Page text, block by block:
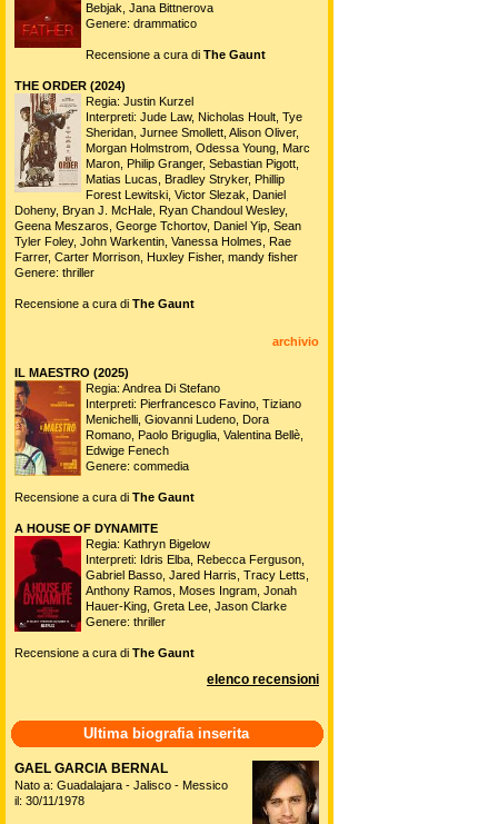
Bebjak, Jana Bittnerova
Genere: drammatico
Recensione a cura di The Gaunt
THE ORDER (2024)
Regia: Justin Kurzel
Interpreti: Jude Law, Nicholas Hoult, Tye
Sheridan, Jurnee Smollett, Alison Oliver,
Morgan Holmstrom, Odessa Young, Marc
Maron, Philip Granger, Sebastian Pigott,
Matias Lucas, Bradley Stryker, Phillip
Forest Lewitski, Victor Slezak, Daniel
Doheny, Bryan J. McHale, Ryan Chandoul Wesley,
Geena Meszaros, George Tchortov, Daniel Yip, Sean
Tyler Foley, John Warkentin, Vanessa Holmes, Rae
Farrer, Carter Morrison, Huxley Fisher, mandy fisher
Genere: thriller
Recensione a cura di The Gaunt
archivio
IL MAESTRO (2025)
Regia: Andrea Di Stefano
Interpreti: Pierfrancesco Favino, Tiziano
Menichelli, Giovanni Ludeno, Dora
Romano, Paolo Briguglia, Valentina Bellè,
Edwige Fenech
Genere: commedia
Recensione a cura di The Gaunt
A HOUSE OF DYNAMITE
Regia: Kathryn Bigelow
Interpreti: Idris Elba, Rebecca Ferguson,
Gabriel Basso, Jared Harris, Tracy Letts,
Anthony Ramos, Moses Ingram, Jonah
Hauer-King, Greta Lee, Jason Clarke
Genere: thriller
Recensione a cura di The Gaunt
elenco recensioni
Ultima biografia inserita
GAEL GARCIA BERNAL
Nato a: Guadalajara - Jalisco - Messico
il: 30/11/1978